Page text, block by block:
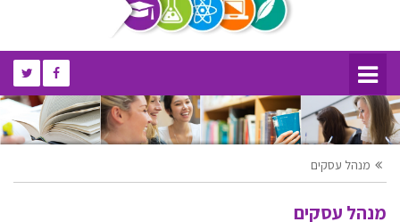
מנהל עסקים
מנהל עסקים